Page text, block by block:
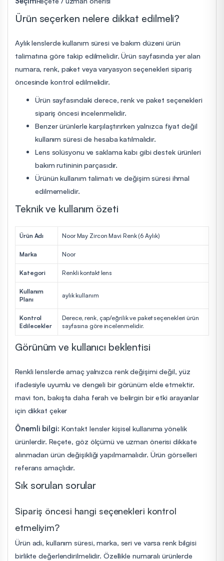
Ürün seçerken nelere dikkat edilmeli?
Aylık lenslerde kullanım süresi ve bakım düzeni ürün
talimatına göre takip edilmelidir. Ürün sayfasında yer alan
numara, renk, paket veya varyasyon seçenekleri sipariş
öncesinde kontrol edilmelidir.
Ürün sayfasındaki derece, renk ve paket seçenekleri
sipariş öncesi incelenmelidir.
Benzer ürünlerle karşılaştırırken yalnızca fiyat değil
kullanım süresi de hesaba katılmalıdır.
Lens solüsyonu ve saklama kabı gibi destek ürünleri
bakım rutininin parçasıdır.
Ürünün kullanım talimatı ve değişim süresi ihmal
edilmemelidir.
Teknik ve kullanım özeti
Ürün Adı Noor May Zircon Mavi Renk (6 Aylık)
Marka Noor
Kategori Renkli kontakt lens
Kullanım
Planı
aylık kullanım
Kontrol
Edilecekler
Derece, renk, çap/eğrilik ve paket seçenekleri ürün
sayfasına göre incelenmelidir.
Görünüm ve kullanıcı beklentisi
Renkli lenslerde amaç yalnızca renk değişimi değil, yüz
ifadesiyle uyumlu ve dengeli bir görünüm elde etmektir.
mavi ton, bakışta daha ferah ve belirgin bir etki arayanlar
için dikkat çeker
Önemli bilgi: Kontakt lensler kişisel kullanıma yönelik
ürünlerdir. Reçete, göz ölçümü ve uzman önerisi dikkate
alınmadan ürün değişikliği yapılmamalıdır. Ürün görselleri
referans amaçlıdır.
Sık sorulan sorular
Sipariş öncesi hangi seçenekleri kontrol
etmeliyim?
Ürün adı, kullanım süresi, marka, seri ve varsa renk bilgisi
birlikte değerlendirilmelidir. Özellikle numaralı ürünlerde